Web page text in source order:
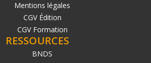
Mentions légales
CGV Édition
CGV Formation
RESSOURCES
BNDS